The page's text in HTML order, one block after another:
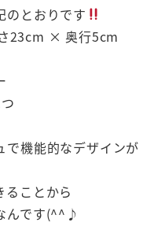
のとおりです
23cm × 奥行5cm
で機能的なデザインが
ることから
んです(^^♪